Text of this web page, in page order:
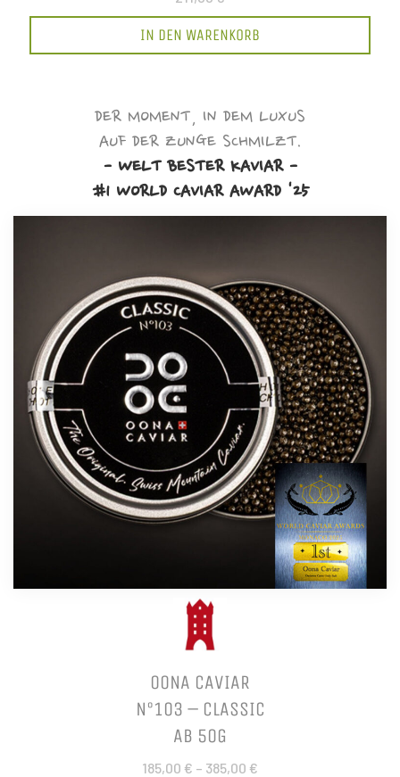
IN DEN WARENKORB
DER MOMENT, IN DEM LUXUS
AUF DER ZUNGE SCHMILZT.
- WELT BESTER KAVIAR -
#1 WORLD CAVIAR AWARD '25
OONA CAVIAR
N°103 – CLASSIC
AB 50G
185,00 € – 385,00 €